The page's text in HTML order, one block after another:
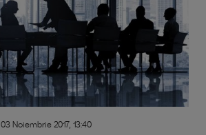
03 Noiembrie 2017, 13:40